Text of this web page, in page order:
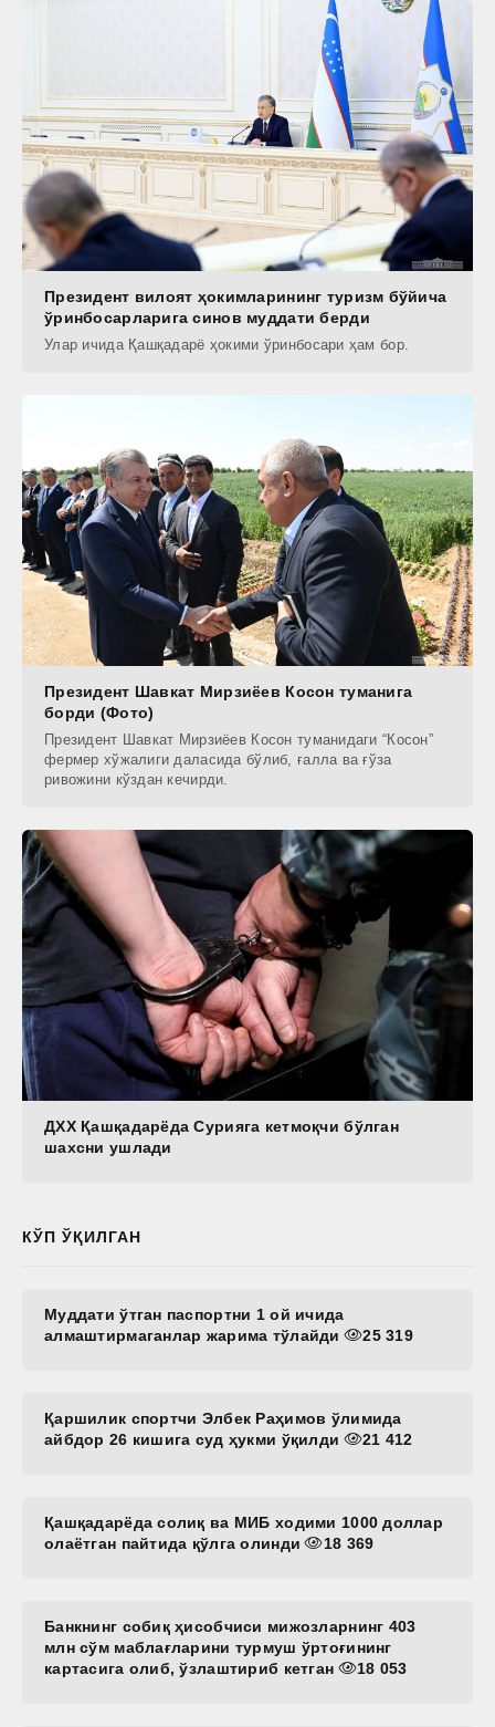
Президент вилоят ҳокимларининг туризм бўйича
ўринбосарларига синов муддати берди
Улар ичида Қашқадарё ҳокими ўринбосари ҳам бор.
Президент Шавкат Мирзиёев Косон туманига
борди (Фото)
Президент Шавкат Мирзиёев Косон туманидаги “Косон”
фермер хўжалиги даласида бўлиб, ғалла ва ғўза
ривожини кўздан кечирди.
ДХХ Қашқадарёда Сурияга кетмоқчи бўлган
шахсни ушлади
КЎП ЎҚИЛГАН
Муддати ўтган паспортни 1 ой ичида
алмаштирмаганлар жарима тўлайди
25 319
Қаршилик спортчи Элбек Раҳимов ўлимида
айбдор 26 кишига суд ҳукми ўқилди
21 412
Қашқадарёда солиқ ва МИБ ходими 1000 доллар
олаётган пайтида қўлга олинди
18 369
Банкнинг собиқ ҳисобчиси мижозларнинг 403
млн сўм маблағларини турмуш ўртоғининг
картасига олиб, ўзлаштириб кетган
18 053